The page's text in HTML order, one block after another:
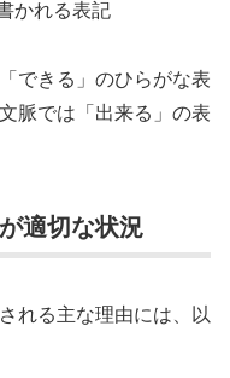
かれる表記
できる」のひらがな表
脈では「出来る」の表
適切な状況
れる主な理由には、以